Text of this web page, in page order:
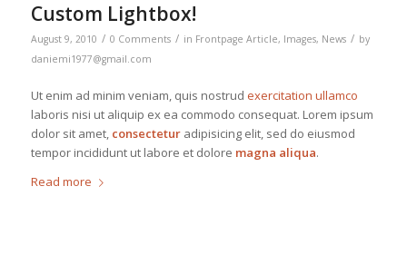
Custom Lightbox!
August 9, 2010 / 0 Comments / in Frontpage Article, Images, News / by
daniemi1977@gmail.com
Ut enim ad minim veniam, quis nostrud exercitation ullamco
laboris nisi ut aliquip ex ea commodo consequat. Lorem ipsum
dolor sit amet, consecteturadipisicing elit, sed do eiusmod
tempor incididunt ut labore et dolore magna aliqua.
Read more